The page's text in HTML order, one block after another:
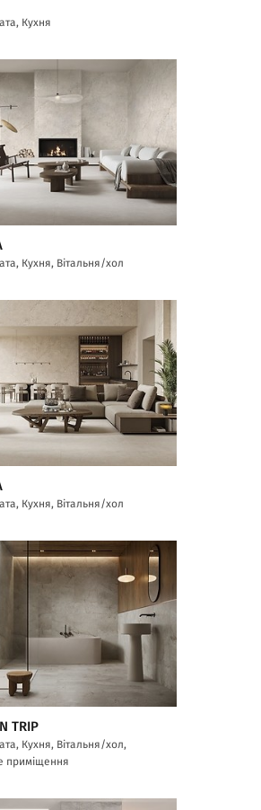
Кухня
Кухня, Вітальня/хол
Кухня, Вітальня/хол
TRIP
Кухня, Вітальня/хол,
приміщення